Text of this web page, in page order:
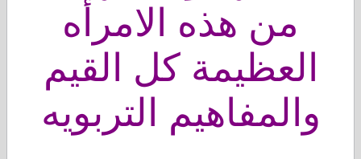
من هذه الامرأه
العظيمة كل القيم
والمفاهيم التربويه